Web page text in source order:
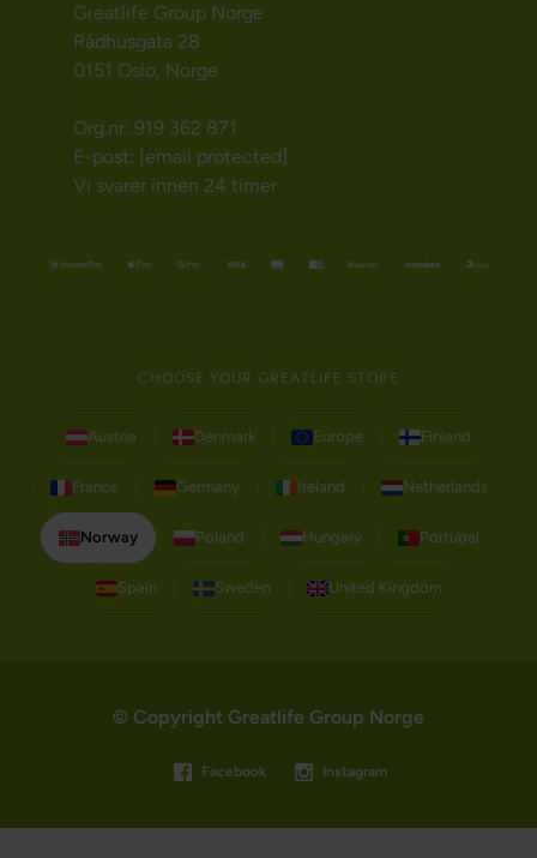
Greatlife Group Norge
Rådhusgata 28
0151 Oslo, Norge
Org.nr: 919 362 871
E-post: [email protected]
Vi svarer innen 24 timer
CHOOSE YOUR GREATLIFE STORE
Austria Denmark Europe Finland
France Germany Ireland Netherlands
Norway Poland Hungary Portugal
Spain Sweden United Kingdom
© Copyright Greatlife Group Norge
Facebook Instagram